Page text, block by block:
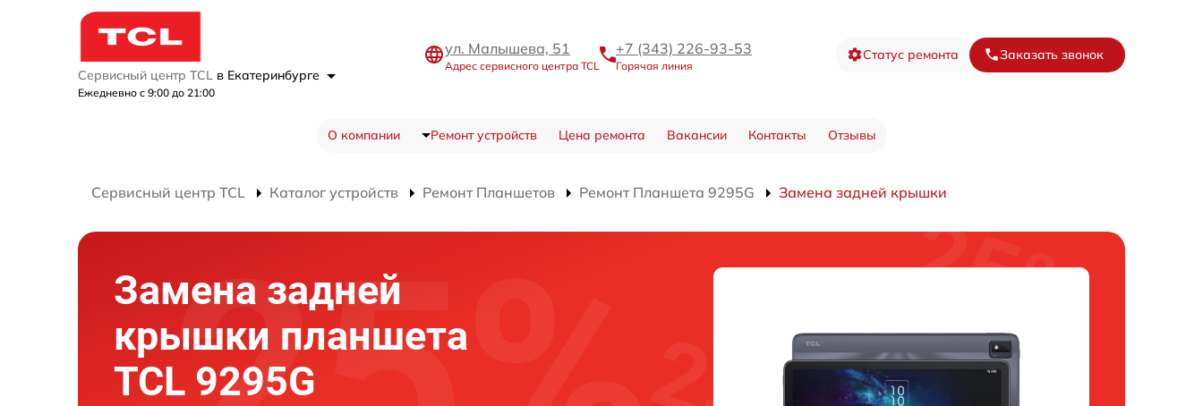
Сервисный центр TCL в Екатеринбурге
Ежедневно с 9:00 до 21:00
ул. Малышева, 51
Адрес сервисного центра TCL
+7 (343) 226-93-53
Горячая линия
Статус ремонта Заказать звонок
О компании Ремонт устройств Цена ремонта Вакансии Контакты Отзывы
Сервисный центр TCL Каталог устройств Ремонт Планшетов Ремонт Планшета 9295G Замена задней крышки
Замена задней
крышки планшета
TCL 9295G